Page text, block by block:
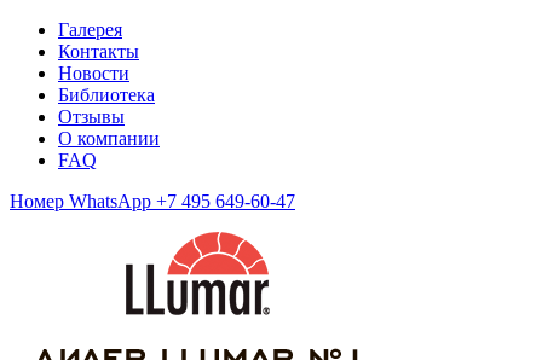
Галерея
Контакты
Новости
Библиотека
Отзывы
О компании
FAQ
Номер WhatsApp +7 495 649-60-47